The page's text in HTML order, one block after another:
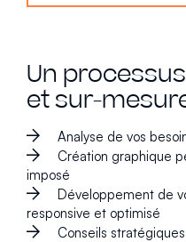
Un
et sur-
Analyse de vos
Création graphique
imposé
Développement de
responsive et optimisé
Conseils